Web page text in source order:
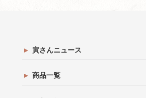
寅さんニュース
商品一覧